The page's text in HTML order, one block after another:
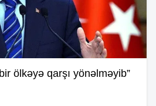
ölkəyə qarşı yönəlməyib”